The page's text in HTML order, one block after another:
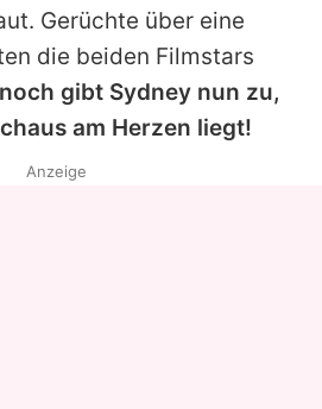
Gerüchte über eine
die beiden Filmstars
gibt Sydney nun zu,
am Herzen liegt!
Anzeige